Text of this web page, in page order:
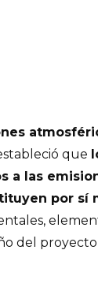
que
a las
por sí
del